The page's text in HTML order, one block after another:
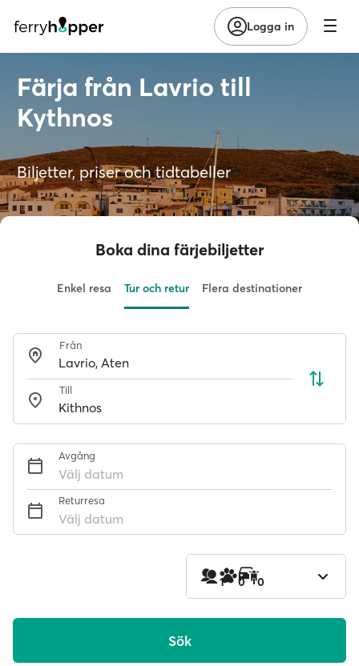
Logga in
Färja från Lavrio till
Kythnos
Biljetter, priser och tidtabeller
Boka dina färjebiljetter
Enkel resa Tur och retur Flera destinationer
Från
Till
Avgång
Välj datum
Returresa
Välj datum
1 0 0
Sök